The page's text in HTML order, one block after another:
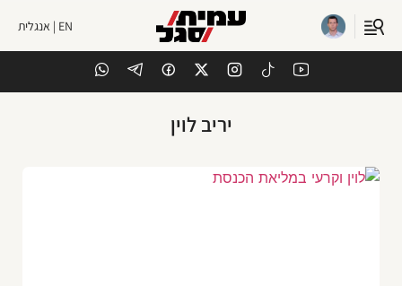
EN | אנגלית
יריב לוין